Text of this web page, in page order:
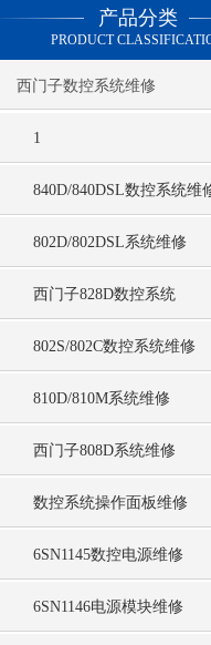
产品分类
PRODUCT
西门子数控系统维修
1
840D/840DSL数控系统维
802D/802DSL系统维修
西门子828D数控系统
802S/802C数控系统维修
810D/810M系统维修
西门子808D系统维修
数控系统操作面板维修
6SN1145数控电源维修
6SN1146电源模块维修